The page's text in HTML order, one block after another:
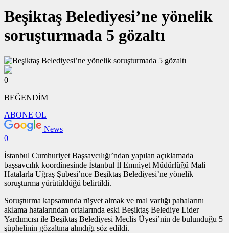
Beşiktaş Belediyesi’ne yönelik
soruşturmada 5 gözaltı
0
BEĞENDİM
ABONE OL
News
0
İstanbul Cumhuriyet Başsavcılığı’ndan yapılan açıklamada
başsavcılık koordinesinde İstanbul İl Emniyet Müdürlüğü Mali
Hatalarla Uğraş Şubesi’nce Beşiktaş Belediyesi’ne yönelik
soruşturma yürütüldüğü belirtildi.
Soruşturma kapsamında rüşvet almak ve mal varlığı pahalarını
aklama hatalarından ortalarında eski Beşiktaş Belediye Lider
Yardımcısı ile Beşiktaş Belediyesi Meclis Üyesi’nin de bulunduğu 5
şüphelinin gözaltına alındığı söz edildi.